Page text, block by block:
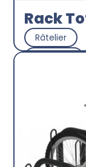
Rack
Râtelier